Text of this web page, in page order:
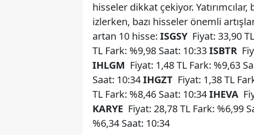
hisseler dikkat çekiyor.
izlerken, bazı hisseler önemli
artan 10 hisse: ISGSY Fiyat: 33,90
TL Fark: %9,98 Saat: 10:33ISBTR
IHLGM Fiyat: 1,48 TL Fark: %9,63
Saat: 10:34IHGZT Fiyat: 1,38 TL
TL Fark: %8,46 Saat: 10:34IHEVA
KARYE Fiyat: 28,78 TL Fark: %6,99
%6,34 Saat: 10:34